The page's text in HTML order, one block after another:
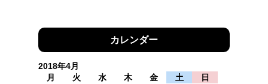
カレンダー
2018年4月
月
火 水 木 金 土
日